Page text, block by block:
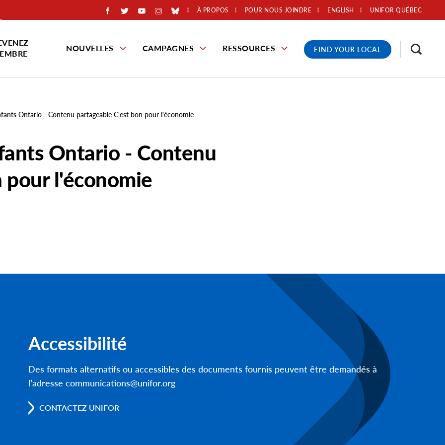
À PROPOS POUR NOUS JOINDRE UNIFOR QUÉBEC
ENGLISH
NOUVELLES CAMPAGNES RESSOURCES FIND YOUR LOCAL
Ontario - Contenu partageable C'est bon pour l'économie
Ontario - Contenu
pour l'économie
Accessibilité
Des formats alternatifs ou accessibles des documents fournis peuvent être demandés à
l’adresse communications@unifor.org
CONTACTEZ UNIFOR